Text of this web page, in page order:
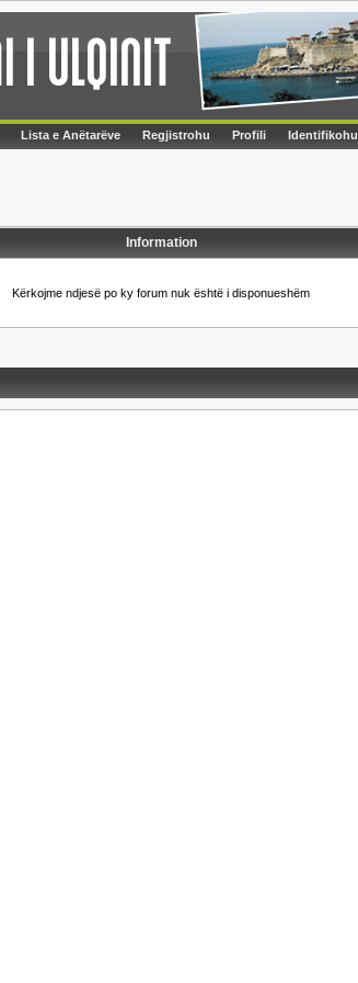
Lista e Anëtarëve Regjistrohu Profili Identifikohu
Information
Kërkojme ndjesë po ky forum nuk është i disponueshëm